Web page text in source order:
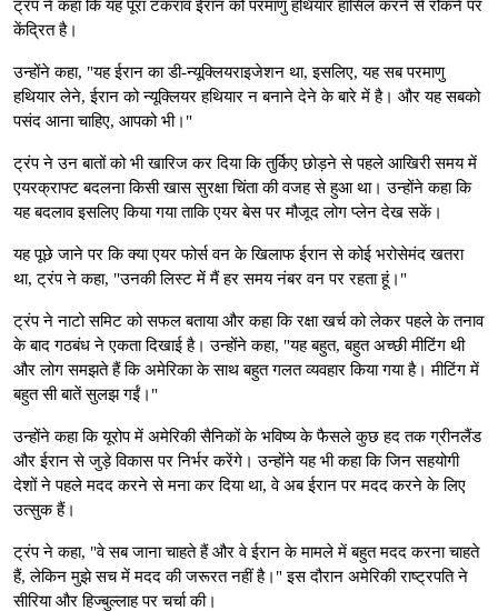
ट्रंप ने कहा कि यह पूरा टकराव ईरान को परमाणु हथियार हासिल करने से रोकने पर
केंद्रित है।
उन्होंने कहा, "यह ईरान का डी-न्यूक्लियराइजेशन था, इसलिए, यह सब परमाणु
हथियार लेने, ईरान को न्यूक्लियर हथियार न बनाने देने के बारे में है। और यह सबको
पसंद आना चाहिए, आपको भी।"
ट्रंप ने उन बातों को भी खारिज कर दिया कि तुर्किए छोड़ने से पहले आखिरी समय में
एयरक्राफ्ट बदलना किसी खास सुरक्षा चिंता की वजह से हुआ था। उन्होंने कहा कि
यह बदलाव इसलिए किया गया ताकि एयर बेस पर मौजूद लोग प्लेन देख सकें।
यह पूछे जाने पर कि क्या एयर फोर्स वन के खिलाफ ईरान से कोई भरोसेमंद खतरा
था, ट्रंप ने कहा, "उनकी लिस्ट में मैं हर समय नंबर वन पर रहता हूं।"
ट्रंप ने नाटो समिट को सफल बताया और कहा कि रक्षा खर्च को लेकर पहले के तनाव
के बाद गठबंध ने एकता दिखाई है। उन्होंने कहा, "यह बहुत, बहुत अच्छी मीटिंग थी
और लोग समझते हैं कि अमेरिका के साथ बहुत गलत व्यवहार किया गया है। मीटिंग में
बहुत सी बातें सुलझ गईं।"
उन्होंने कहा कि यूरोप में अमेरिकी सैनिकों के भविष्य के फैसले कुछ हद तक ग्रीनलैंड
और ईरान से जुड़े विकास पर निर्भर करेंगे। उन्होंने यह भी कहा कि जिन सहयोगी
देशों ने पहले मदद करने से मना कर दिया था, वे अब ईरान पर मदद करने के लिए
उत्सुक हैं।
ट्रंप ने कहा, "वे सब जाना चाहते हैं और वे ईरान के मामले में बहुत मदद करना चाहते
हैं, लेकिन मुझे सच में मदद की जरूरत नहीं है।" इस दौरान अमेरिकी राष्ट्रपति ने
सीरिया और हिज्बुल्लाह पर चर्चा की।